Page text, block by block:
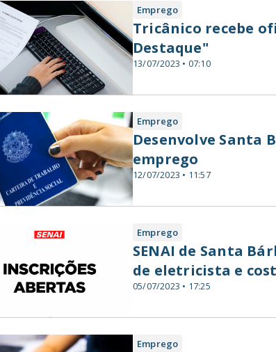
Emprego
13/07/2023 • 07:10
Tricânico recebe
Destaque"
Emprego
12/07/2023 • 11:57
Desenvolve Santa
emprego
Emprego
05/07/2023 • 17:25
SENAI de Santa
de eletricista e
Emprego